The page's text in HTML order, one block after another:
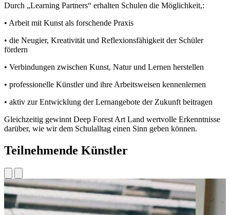
Durch „Learning Partners“ erhalten Schulen die Möglichkeit,:
• Arbeit mit Kunst als forschende Praxis
• die Neugier, Kreativität und Reflexionsfähigkeit der Schüler
fördern
• Verbindungen zwischen Kunst, Natur und Lernen herstellen
• professionelle Künstler und ihre Arbeitsweisen kennenlernen
• aktiv zur Entwicklung der Lernangebote der Zukunft beitragen
Gleichzeitig gewinnt Deep Forest Art Land wertvolle Erkenntnisse
darüber, wie wir dem Schulalltag einen Sinn geben können.
Teilnehmende Künstler